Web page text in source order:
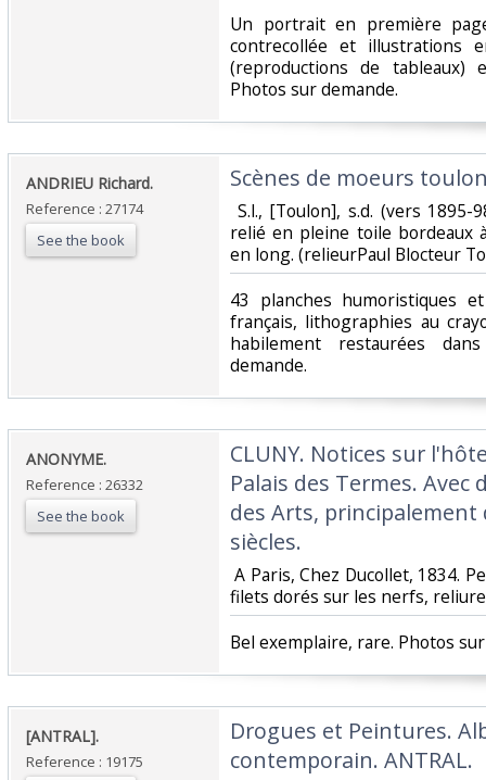
‎Un portrait en première
contrecollée et illustrations
(reproductions de tableaux)
Photos sur demande.‎
‎ANDRIEU Richard.‎
Reference : 27174
See the book
‎Scènes de moeurs
S.l., [Toulon], s.d. (vers
relié en pleine toile bordeaux
en long. (relieurPaul Blocteur
‎43 planches humoristiques
français, lithographies au
habilement restaurées
demande.‎
‎ANONYME.‎
Reference : 26332
See the book
‎CLUNY. Notices sur
Palais des Termes.
des Arts, principalement
siècles.‎
A Paris, Chez Ducollet, 1834.
filets dorés sur les nerfs,
‎Bel exemplaire, rare. Photos
‎[ANTRAL].‎
Reference : 19175
‎Drogues et Peintures.
contemporain. ANTRAL.‎